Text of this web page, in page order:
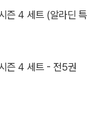
즌 4 세트 (알라딘 특
즌 4 세트 - 전5권